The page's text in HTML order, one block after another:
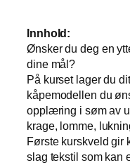
Innhold:
Ønsker du deg en
dine mål?
På kurset lager du
kåpemodellen du
opplæring i søm av
krage, lomme,
Første kurskveld gir
slag tekstil som kan